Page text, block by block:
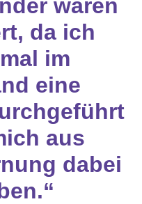
waren
da ich
im
eine
aus
dabei